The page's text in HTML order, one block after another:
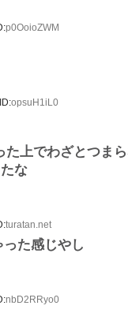
p0OoioZWM
ID:opsuH1iL0
上でわざとつま
な
turatan.net
た感じやし
nbD2RRyo0